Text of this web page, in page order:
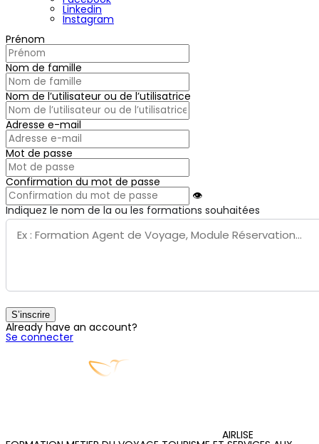
Linkedin
Instagram
Prénom
Nom de famille
Nom de l’utilisateur ou de l’utilisatrice
Adresse e-mail
Mot de passe
Confirmation du mot de passe
👁
Indiquez le nom de la ou les formations souhaitées
S’inscrire
Already have an account?
Se connecter
AIRLISE